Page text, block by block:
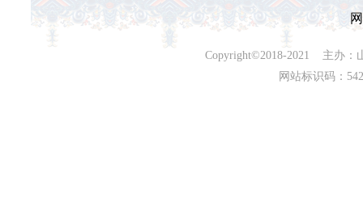
Copyright©2018-2021 主办：
网站标识码：